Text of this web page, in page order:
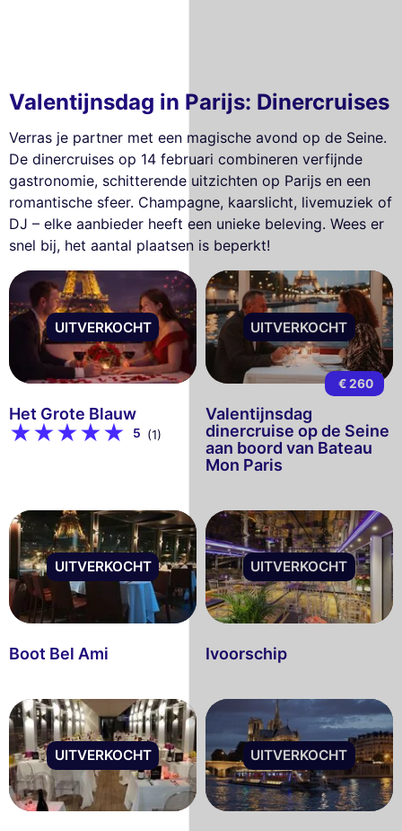
Valentijnsdag in Parijs: Dinercruises
Verras je partner met een magische avond op de Seine.
De dinercruises op 14 februari combineren verfijnde
gastronomie, schitterende uitzichten op Parijs en een
romantische sfeer. Champagne, kaarslicht, livemuziek of
DJ – elke aanbieder heeft een unieke beleving. Wees er
snel bij, het aantal plaatsen is beperkt!
UITVERKOCHT
Het Grote Blauw
5 (1)
UITVERKOCHT
€ 260
Valentijnsdag
dinercruise op de Seine
aan boord van Bateau
Mon Paris
UITVERKOCHT
Boot Bel Ami
UITVERKOCHT
Ivoorschip
UITVERKOCHT UITVERKOCHT